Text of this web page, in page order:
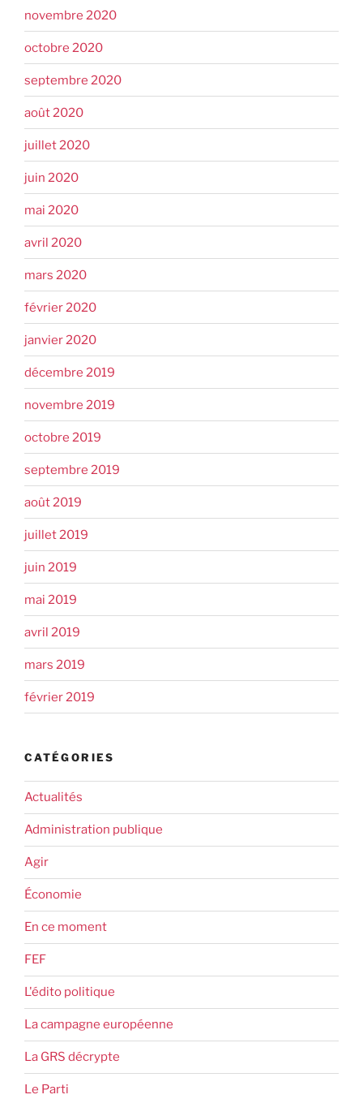
novembre 2020
octobre 2020
septembre 2020
août 2020
juillet 2020
juin 2020
mai 2020
avril 2020
mars 2020
février 2020
janvier 2020
décembre 2019
novembre 2019
octobre 2019
septembre 2019
août 2019
juillet 2019
juin 2019
mai 2019
avril 2019
mars 2019
février 2019
CATÉGORIES
Actualités
Administration publique
Agir
Économie
En ce moment
FEF
L'édito politique
La campagne européenne
La GRS décrypte
Le Parti